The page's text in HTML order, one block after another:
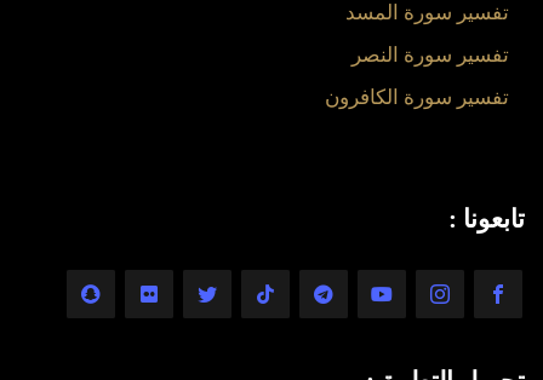
تفسير سورة المسد
تفسير سورة النصر
تفسير سورة الكافرون
تابعونا :